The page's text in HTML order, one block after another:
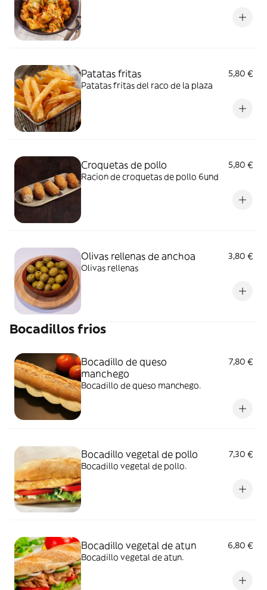
Patatas fritas
5,80 €
Patatas fritas del raco de la plaza
Croquetas de pollo
5,80 €
Racion de croquetas de pollo 6und
Olivas rellenas de anchoa
3,80 €
Olivas rellenas
Bocadillos frios
Bocadillo de queso
manchego
7,80 €
Bocadillo de queso manchego.
Bocadillo vegetal de pollo
7,30 €
Bocadillo vegetal de pollo.
Bocadillo vegetal de atun
6,80 €
Bocadillo vegetal de atun.